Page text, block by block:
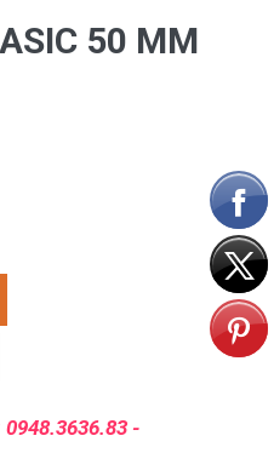
50 MM
0948.3636.83 -